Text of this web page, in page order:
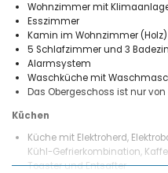
Wohnzimmer mit
Esszimmer
Kamin im Wohnzimmer (Holz)
5 Schlafzimmer und 3
Alarmsystem
Waschküche mit
Das Obergeschoss ist nur
Küchen
Küche mit Elektroherd,
Kühl-Gefrierkombination,
Toaster und Entsafter